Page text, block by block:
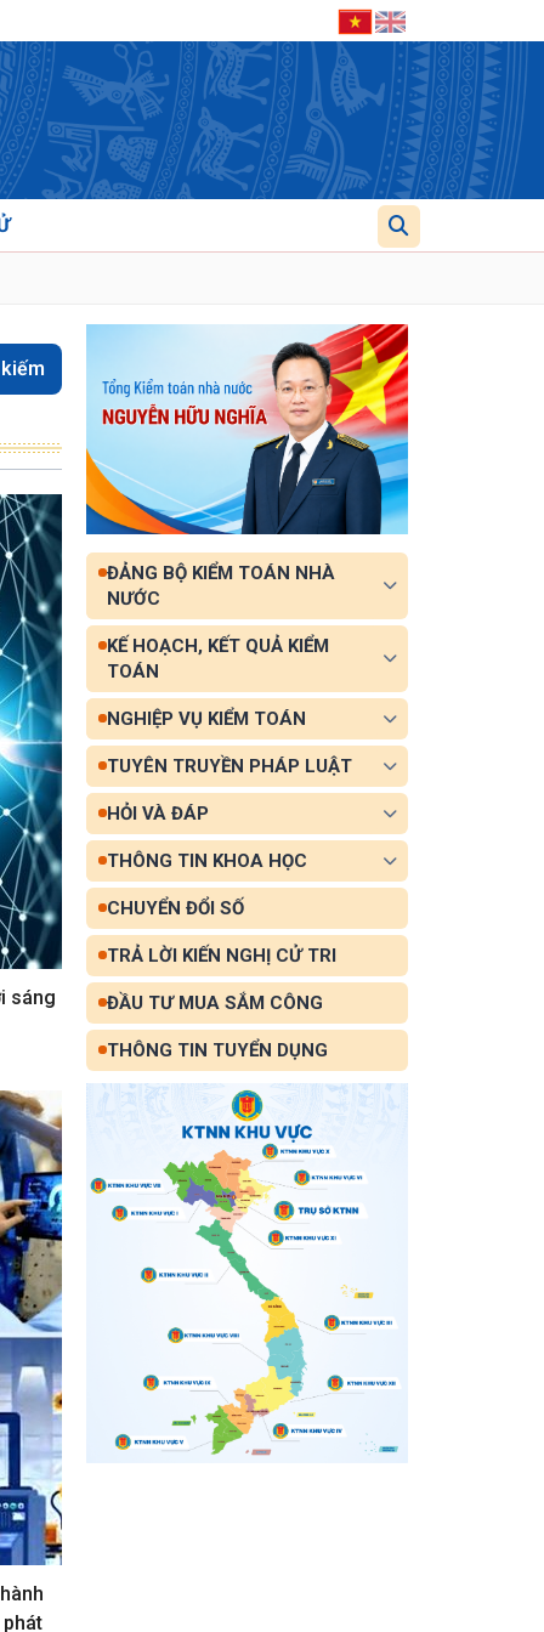
sáng
ĐẢNG BỘ KIỂM TOÁN NHÀ
NƯỚC
KẾ HOẠCH, KẾT QUẢ KIỂM
TOÁN
NGHIỆP VỤ KIỂM TOÁN
TUYÊN TRUYỀN PHÁP LUẬT
HỎI VÀ ĐÁP
THÔNG TIN KHOA HỌC
CHUYỂN ĐỔI SỐ
TRẢ LỜI KIẾN NGHỊ CỬ TRI
ĐẦU TƯ MUA SẮM CÔNG
THÔNG TIN TUYỂN DỤNG